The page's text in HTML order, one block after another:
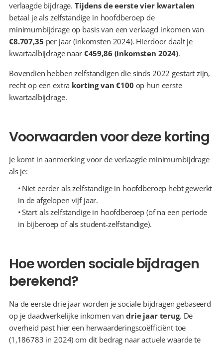
verlaagde bijdrage. Tijdens de eerste vier kwartalen
betaal je als zelfstandige in hoofdberoep de
€8.707,35 per jaar (inkomsten 2024). Hierdoor daalt je
kwartaalbijdrage naar €459,86 (inkomsten 2024).
Bovendien hebben zelfstandigen die sinds 2022 gestart zijn,
recht op een extra korting van €100 op hun eerste
kwartaalbijdrage.
Voorwaarden voor deze korting
Je komt in aanmerking voor de verlaagde minimumbijdrage
als je:
  Niet eerder als zelfstandige in hoofdberoep hebt gewerkt
in de afgelopen vijf jaar.
  Start als zelfstandige in hoofdberoep (of na een periode
in bijberoep of als student-zelfstandige).
Hoe worden sociale bijdragen
berekend?
Na de eerste drie jaar worden je sociale bijdragen gebaseerd
op je daadwerkelijke inkomen van drie jaar terug. De
overheid past hier een herwaarderingscoëfficiënt toe
(1,186783 in 2024) om dit bedrag naar actuele waarde te